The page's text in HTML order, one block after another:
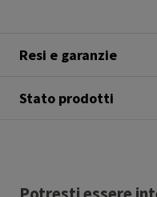
Resi e garanzie
Stato prodotti